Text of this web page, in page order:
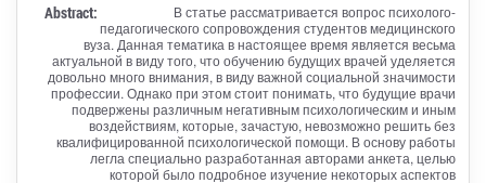
Abstract:
В статье рассматривается вопрос психолого-
педагогического сопровождения студентов медицинского
вуза. Данная тематика в настоящее время является весьма
актуальной в виду того, что обучению будущих врачей уделяется
довольно много внимания, в виду важной социальной значимости
профессии. Однако при этом стоит понимать, что будущие врачи
подвержены различным негативным психологическим и иным
воздействиям, которые, зачастую, невозможно решить без
квалифицированной психологической помощи. В основу работы
легла специально разработанная авторами анкета, целью
которой было подробное изучение некоторых аспектов